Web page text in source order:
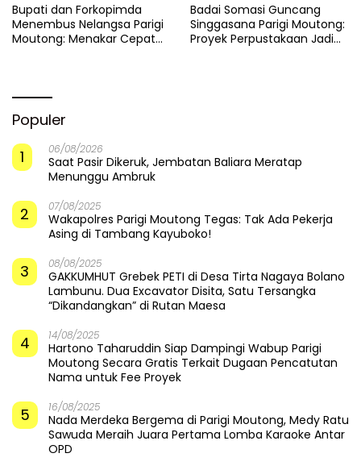
​Bupati dan Forkopimda
Menembus Nelangsa Parigi
Moutong: Menakar Cepat
Badai Somasi Guncang
Singgasana Parigi Moutong:
Proyek Perpustakaan Jadi
Populer
1
06/08/2026
Saat Pasir Dikeruk, Jembatan Baliara Meratap
Menunggu Ambruk
2 07/08/2025
Wakapolres Parigi Moutong Tegas: Tak Ada Pekerja
Asing di Tambang Kayuboko!
3 08/08/2025
GAKKUMHUT Grebek PETI di Desa Tirta Nagaya Bolano
Lambunu. Dua Excavator Disita, Satu Tersangka
“Dikandangkan” di Rutan Maesa
4 14/08/2025
Hartono Taharuddin Siap Dampingi Wabup Parigi
Moutong Secara Gratis Terkait Dugaan Pencatutan
Nama untuk Fee Proyek
5 16/08/2025
Nada Merdeka Bergema di Parigi Moutong, Medy Ratu
Sawuda Meraih Juara Pertama Lomba Karaoke Antar
OPD